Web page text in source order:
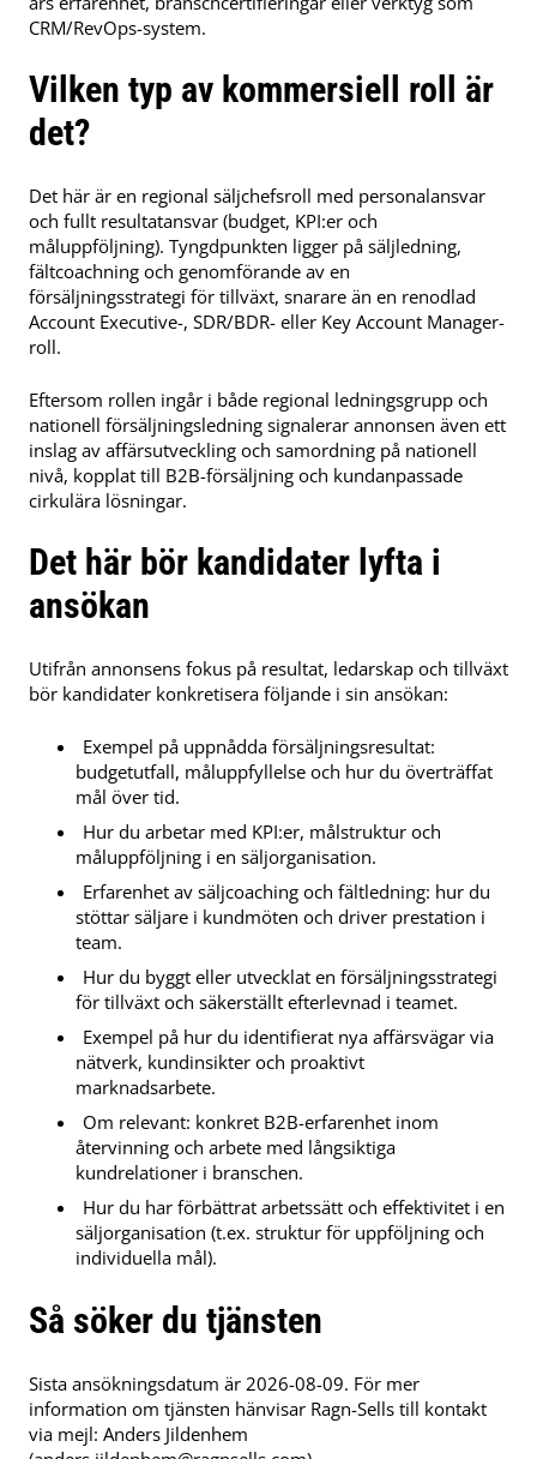
CRM/RevOps-system.
Vilken typ av kommersiell roll är
det?
Det här är en regional säljchefsroll med personalansvar
och fullt resultatansvar (budget, KPI:er och
måluppföljning). Tyngdpunkten ligger på säljledning,
fältcoachning och genomförande av en
försäljningsstrategi för tillväxt, snarare än en renodlad
Account Executive-, SDR/BDR- eller Key Account Manager-
roll.
Eftersom rollen ingår i både regional ledningsgrupp och
nationell försäljningsledning signalerar annonsen även ett
inslag av affärsutveckling och samordning på nationell
nivå, kopplat till B2B-försäljning och kundanpassade
cirkulära lösningar.
Det här bör kandidater lyfta i
ansökan
Utifrån annonsens fokus på resultat, ledarskap och tillväxt
bör kandidater konkretisera följande i sin ansökan:
Exempel på uppnådda försäljningsresultat:
budgetutfall, måluppfyllelse och hur du överträffat
mål över tid.
Hur du arbetar med KPI:er, målstruktur och
måluppföljning i en säljorganisation.
Erfarenhet av säljcoaching och fältledning: hur du
stöttar säljare i kundmöten och driver prestation i
team.
Hur du byggt eller utvecklat en försäljningsstrategi
för tillväxt och säkerställt efterlevnad i teamet.
Exempel på hur du identifierat nya affärsvägar via
nätverk, kundinsikter och proaktivt
marknadsarbete.
Om relevant: konkret B2B-erfarenhet inom
återvinning och arbete med långsiktiga
kundrelationer i branschen.
Hur du har förbättrat arbetssätt och effektivitet i en
säljorganisation (t.ex. struktur för uppföljning och
individuella mål).
Så söker du tjänsten
Sista ansökningsdatum är 2026-08-09. För mer
information om tjänsten hänvisar Ragn-Sells till kontakt
via mejl: Anders Jildenhem